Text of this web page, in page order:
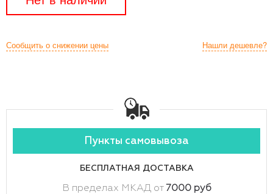
Нашли дешевле?
Сообщить о снижении цены
Пункты самовывоза
БЕСПЛАТНАЯ ДОСТАВКА
В пределах МКАД от 7000 руб